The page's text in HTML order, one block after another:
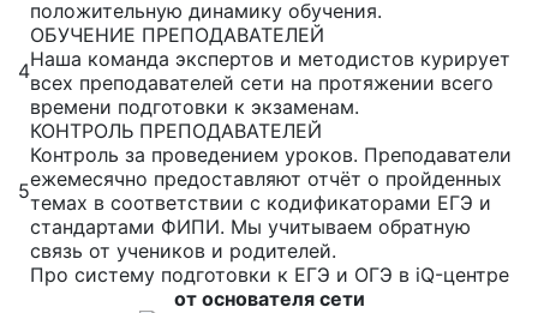
положительную динамику обучения.
4
ОБУЧЕНИЕ ПРЕПОДАВАТЕЛЕЙ
Наша команда экспертов и методистов курирует
всех преподавателей сети на протяжении всего
времени подготовки к экзаменам.
5
КОНТРОЛЬ ПРЕПОДАВАТЕЛЕЙ
Контроль за проведением уроков. Преподаватели
ежемесячно предоставляют отчёт о пройденных
темах в соответствии с кодификаторами ЕГЭ и
стандартами ФИПИ. Мы учитываем обратную
связь от учеников и родителей.
Про систему подготовки к ЕГЭ и ОГЭ в iQ-центре
от основателя сети